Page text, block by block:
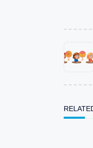
<span
subtitle